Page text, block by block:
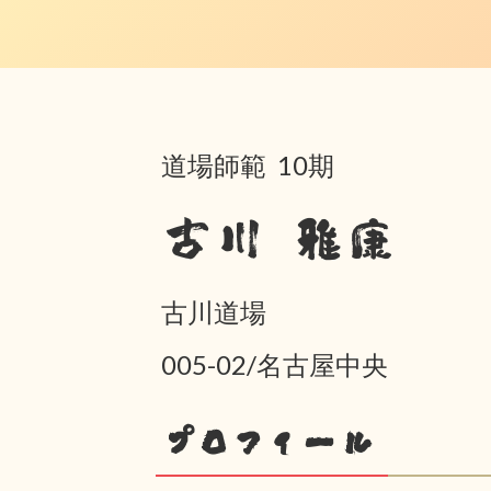
道場師範 10期
古川 雅康
古川道場
005-02/名古屋中央
プロフィール